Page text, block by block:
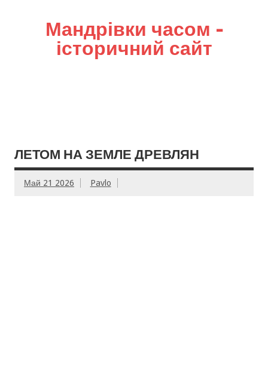
Мандрівки часом –
історичний сайт
ЛЕТОМ НА ЗЕМЛЕ ДРЕВЛЯН
Май 21 2026 Pavlo